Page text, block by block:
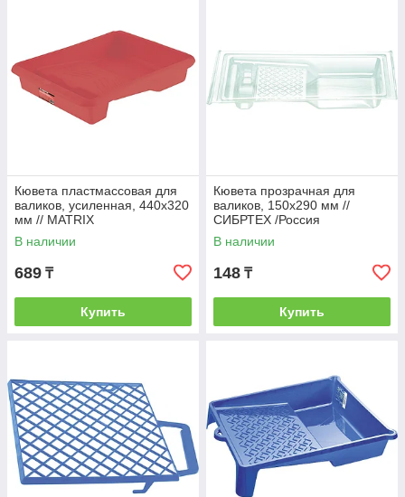
Кювета пластмассовая для
валиков, усиленная, 440х320
мм // MATRIX
В наличии
689 ₸
Купить
Кювета прозрачная для
валиков, 150х290 мм //
СИБРТЕХ /Россия
В наличии
148 ₸
Купить